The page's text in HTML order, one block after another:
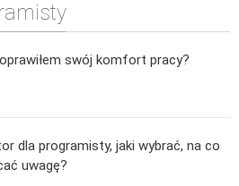
ALGO
numeryczne
konwersji
swój komfort pracy?
dla programisty, jaki wybrać, na co
uwagę?